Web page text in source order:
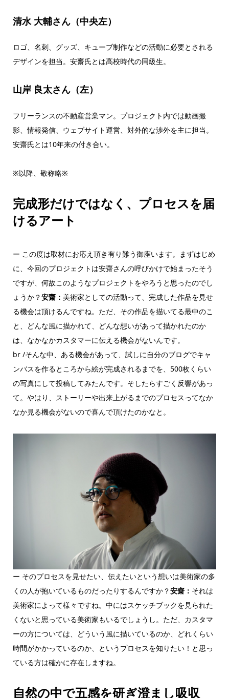
清水 大輔さん（中央左）
ロゴ、名刺、グッズ、キューブ制作などの活動に必要とされる
デザインを担当。安齋氏とは高校時代の同級生。
山岸 良太さん（左）
フリーランスの不動産営業マン。プロジェクト内では動画撮
影、情報発信、ウェブサイト運営、対外的な渉外を主に担当。
安齋氏とは10年来の付き合い。
※以降、敬称略※
完成形だけではなく、プロセスを届
けるアート
ー この度は取材にお応え頂き有り難う御座います。まずはじめ
に、今回のプロジェクトは安齋さんの呼びかけで始まったそう
ですが、何故このようなプロジェクトをやろうと思ったのでし
ょうか？安齋： 美術家としての活動って、完成した作品を見せ
る機会は頂けるんですね。ただ、その作品を描いてる最中のこ
と、どんな風に描かれて、どんな想いがあって描かれたのか
は、なかなかカスタマーに伝える機会がないんです。
br /そんな中、ある機会があって、試しに自分のブログでキャ
ンバスを作るところから絵が完成されるまでを、500枚くらい
の写真にして投稿してみたんです。そしたらすごく反響があっ
て。やはり、ストーリーや出来上がるまでのプロセスってなか
なか見る機会がないので喜んで頂けたのかなと。
ー そのプロセスを見せたい、伝えたいという想いは美術家の多
くの人が抱いているものだったりするんですか？安齋： それは
美術家によって様々ですね。中にはスケッチブックを見られた
くないと思っている美術家もいるでしょうし。ただ、カスタマ
ーの方については、どういう風に描いているのか、どれくらい
時間がかかっているのか、というプロセスを知りたい！と思っ
ている方は確かに存在しますね。
自然の中で五感を研ぎ澄まし吸収